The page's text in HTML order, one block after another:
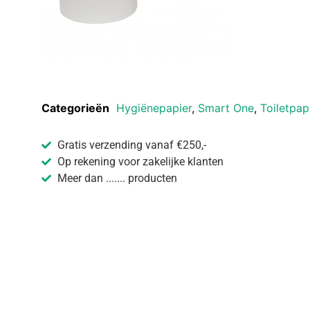
Categorieën Hygiënepapier, Smart One,
Gratis verzending vanaf €250,-
Op rekening voor zakelijke klanten
Meer dan ....... producten